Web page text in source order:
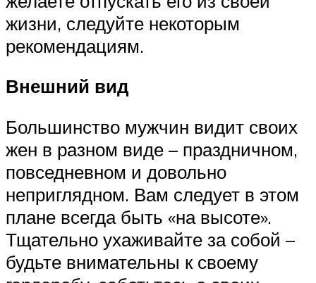
жизни, следуйте некоторым
рекомендациям.
Внешний вид
Большинство мужчин видит своих
жен в разном виде – праздничном,
повседневном и довольно
неприглядном. Вам следует в этом
плане всегда быть «на высоте».
Тщательно ухаживайте за собой –
будьте внимательны к своему